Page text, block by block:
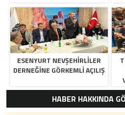
ESENYURT NEVŞEHİRLİLER
DERNEĞİNE GÖRKEMLİ AÇILIŞ
HABER HAKKINDA